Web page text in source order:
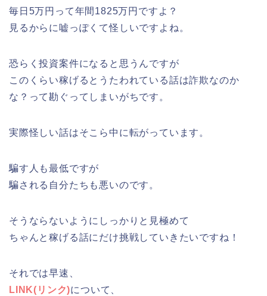
毎日5万円って年間1825万円ですよ？
見るからに嘘っぽくて怪しいですよね。
恐らく投資案件になると思うんですが
このくらい稼げるとうたわれている話は詐欺なのか
な？って勘ぐってしまいがちです。
実際怪しい話はそこら中に転がっています。
騙す人も最低ですが
騙される自分たちも悪いのです。
そうならないようにしっかりと見極めて
ちゃんと稼げる話にだけ挑戦していきたいですね！
それでは早速、
LINK(リンク)について、